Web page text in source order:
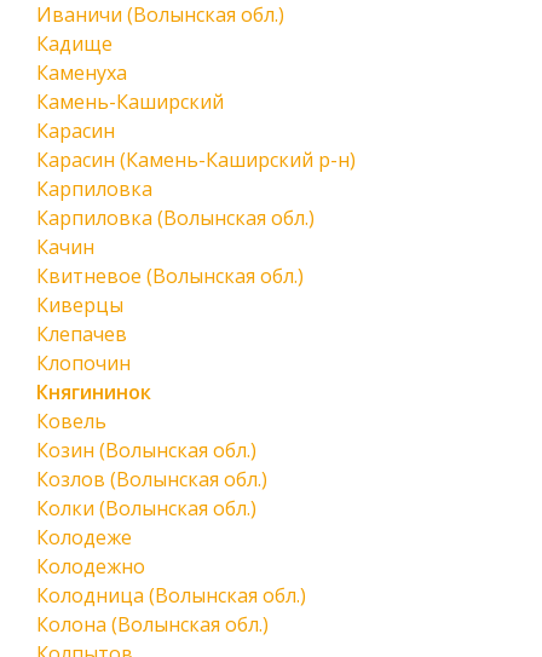
Иваничи (Волынская обл.)
Кадище
Каменуха
Камень-Каширский
Карасин
Карасин (Камень-Каширский р-н)
Карпиловка
Карпиловка (Волынская обл.)
Качин
Квитневое (Волынская обл.)
Киверцы
Клепачев
Клопочин
Княгининок
Ковель
Козин (Волынская обл.)
Козлов (Волынская обл.)
Колки (Волынская обл.)
Колодеже
Колодежно
Колодница (Волынская обл.)
Колона (Волынская обл.)